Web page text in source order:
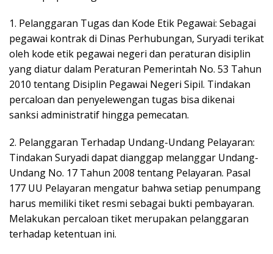
1. Pelanggaran Tugas dan Kode Etik Pegawai: Sebagai
pegawai kontrak di Dinas Perhubungan, Suryadi terikat
oleh kode etik pegawai negeri dan peraturan disiplin
yang diatur dalam Peraturan Pemerintah No. 53 Tahun
2010 tentang Disiplin Pegawai Negeri Sipil. Tindakan
percaloan dan penyelewengan tugas bisa dikenai
sanksi administratif hingga pemecatan.
2. Pelanggaran Terhadap Undang-Undang Pelayaran:
Tindakan Suryadi dapat dianggap melanggar Undang-
Undang No. 17 Tahun 2008 tentang Pelayaran. Pasal
177 UU Pelayaran mengatur bahwa setiap penumpang
harus memiliki tiket resmi sebagai bukti pembayaran.
Melakukan percaloan tiket merupakan pelanggaran
terhadap ketentuan ini.